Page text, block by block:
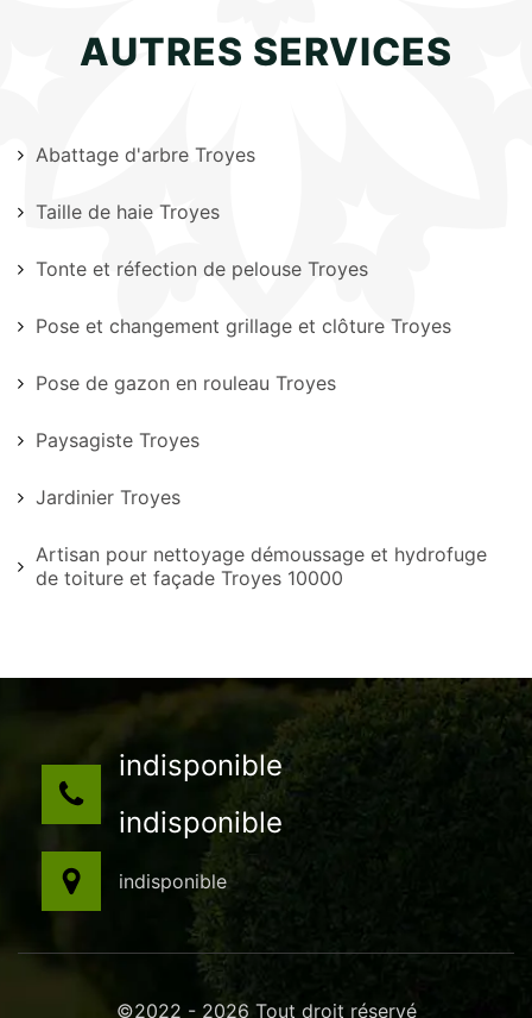
AUTRES SERVICES
Abattage d'arbre Troyes
Taille de haie Troyes
Tonte et réfection de pelouse Troyes
Pose et changement grillage et clôture Troyes
Pose de gazon en rouleau Troyes
Paysagiste Troyes
Jardinier Troyes
Artisan pour nettoyage démoussage et hydrofuge
de toiture et façade Troyes 10000
indisponible
indisponible
indisponible
©2022 - 2026 Tout droit réservé